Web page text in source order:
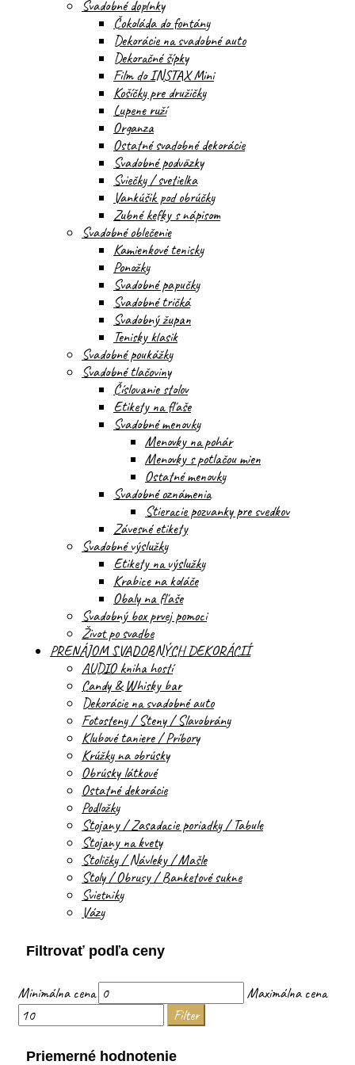
Svadobné doplnky
Čokoláda do fontány
Dekorácie na svadobné auto
Dekoračné šípky
Film do INSTAX Mini
Košíčky pre družičky
Lupene ruží
Organza
Ostatné svadobné dekorácie
Svadobné podväzky
Sviečky / svetielka
Vankúšik pod obrúčky
Zubné kefky s nápisom
Svadobné oblečenie
Kamienkové tenisky
Ponožky
Svadobné papučky
Svadobné tričká
Svadobný župan
Tenisky klasik
Svadobné poukážky
Svadobné tlačoviny
Číslovanie stolov
Etikety na fľaše
Svadobné menovky
Menovky na pohár
Menovky s potlačou mien
Ostatné menovky
Svadobné oznámenia
Stieracie pozvanky pre svedkov
Závesné etikety
Svadobné výslužky
Etikety na výslužky
Krabice na koláče
Obaly na fľaše
Svadobný box prvej pomoci
Život po svadbe
PRENÁJOM SVADOBNÝCH DEKORÁCIÍ
AUDIO kniha hostí
Candy & Whisky bar
Dekorácie na svadobné auto
Fotosteny / Steny / Slavobrány
Klubové taniere / Príbory
Krúžky na obrúsky
Obrúsky látkové
Ostatné dekorácie
Podložky
Stojany / Zasadacie poriadky / Tabule
Stojany na kvety
Stoličky / Návleky / Mašle
Stoly / Obrusy / Banketové sukne
Svietniky
Vázy
Filtrovať podľa ceny
Minimálna cena
Maximálna cena
Filter
Priemerné hodnotenie